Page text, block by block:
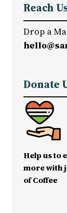
Reach
Drop a
Donate
Help us to
more with
of Coffee